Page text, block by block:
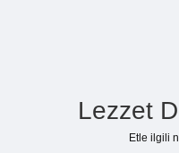
Lezzet
Etle ilgili